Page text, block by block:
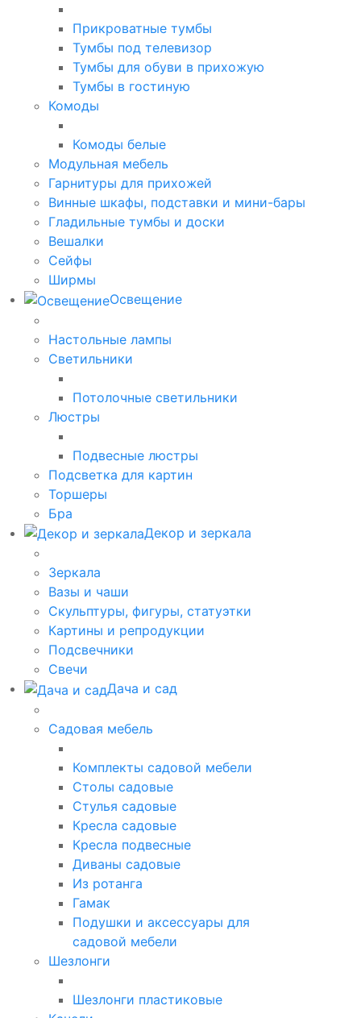
Прикроватные тумбы
Тумбы под телевизор
Тумбы для обуви в прихожую
Тумбы в гостиную
Комоды
Комоды белые
Модульная мебель
Гарнитуры для прихожей
Винные шкафы, подставки и мини-бары
Гладильные тумбы и доски
Вешалки
Сейфы
Ширмы
Освещение
Настольные лампы
Светильники
Потолочные светильники
Люстры
Подвесные люстры
Подсветка для картин
Торшеры
Бра
Декор и зеркала
Зеркала
Вазы и чаши
Скульптуры, фигуры, статуэтки
Картины и репродукции
Подсвечники
Свечи
Дача и сад
Садовая мебель
Комплекты садовой мебели
Столы садовые
Стулья садовые
Кресла садовые
Кресла подвесные
Диваны садовые
Из ротанга
Гамак
Подушки и аксессуары для
садовой мебели
Шезлонги
Шезлонги пластиковые